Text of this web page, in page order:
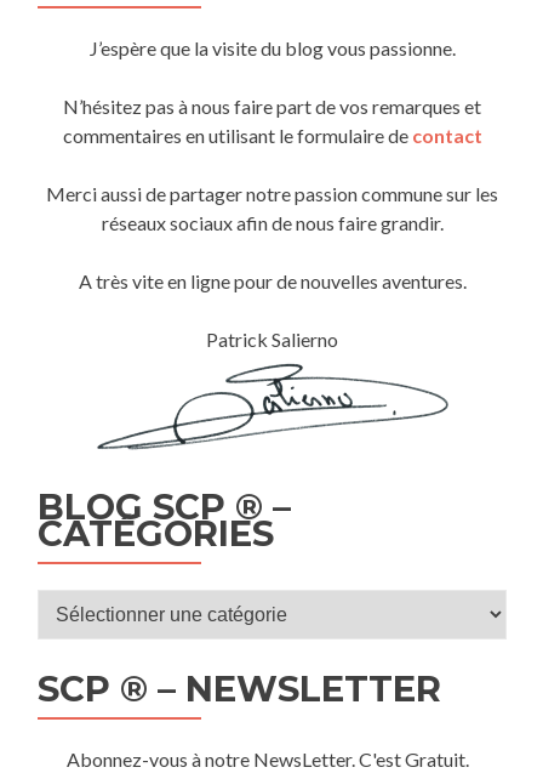
J’espère que la visite du blog vous passionne.
N’hésitez pas à nous faire part de vos remarques et
commentaires en utilisant le formulaire de contact
Merci aussi de partager notre passion commune sur les
réseaux sociaux afin de nous faire grandir.
A très vite en ligne pour de nouvelles aventures.
Patrick Salierno
BLOG SCP ® –
CATÉGORIES
Blog
–
Catégories
SCP ® – NEWSLETTER
Abonnez-vous à notre NewsLetter. C'est Gratuit.